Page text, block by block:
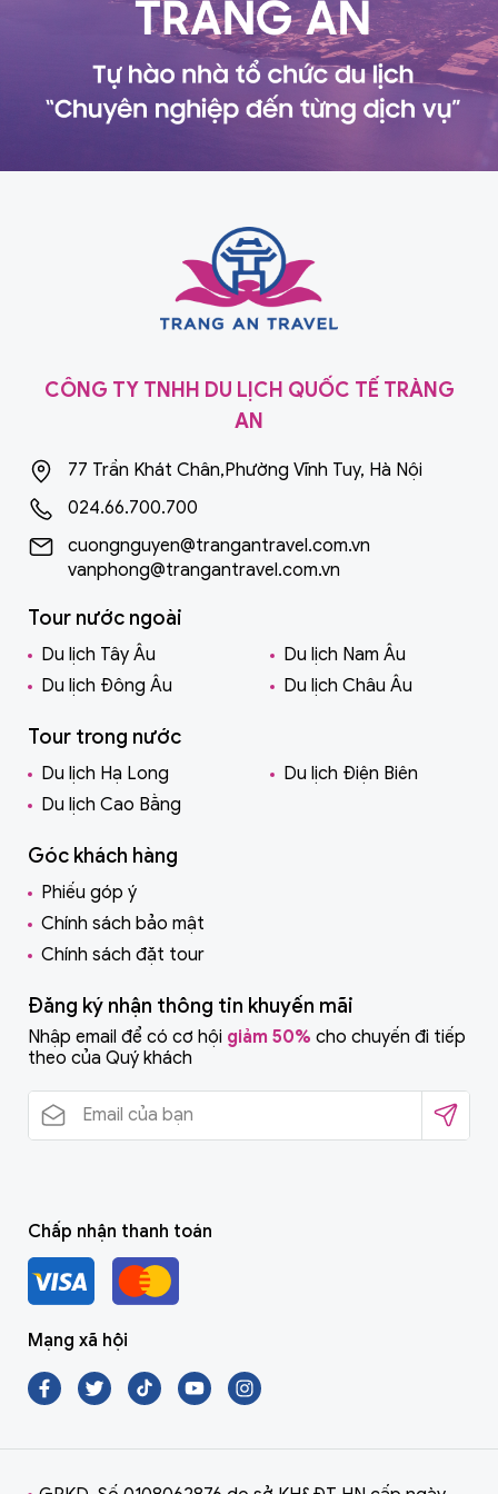
CÔNG TY TNHH DU LỊCH QUỐC TẾ TRÀNG
AN
77 Trần Khát Chân,Phường Vĩnh Tuy, Hà Nội
024.66.700.700
cuongnguyen@trangantravel.com.vn
vanphong@trangantravel.com.vn
Tour nước ngoài
Du lịch Tây Âu
Du lịch Nam Âu
Du lịch Đông Âu
Du lịch Châu Âu
Tour trong nước
Du lịch Hạ Long
Du lịch Điện Biên
Du lịch Cao Bằng
Góc khách hàng
Phiếu góp ý
Chính sách bảo mật
Chính sách đặt tour
Đăng ký nhận thông tin khuyến mãi
Nhập email để có cơ hội giảm 50% cho chuyến đi tiếp
theo của Quý khách
Chấp nhận thanh toán
Mạng xã hội